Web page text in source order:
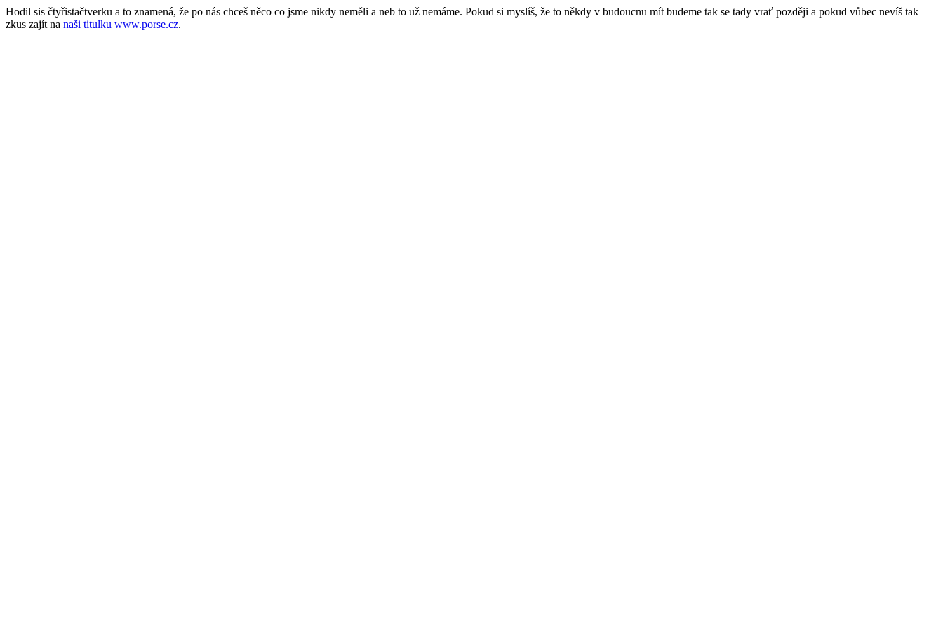
Hodil sis čtyřistačtverku a to znamená, že po nás chceš něco co jsme nikdy neměli a neb to už nemáme. Pokud si myslíš, že to někdy v budoucnu mít budeme tak se tady vrať později a pokud vůbec nevíš tak
zkus zajít na naši titulku www.porse.cz.